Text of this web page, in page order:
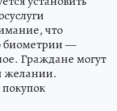
что
биометрии —
Граждане могут
желании.